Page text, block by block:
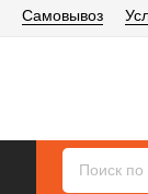
Самовывоз